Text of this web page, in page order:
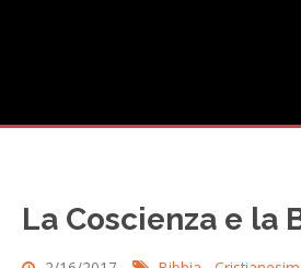
La Coscienza e la